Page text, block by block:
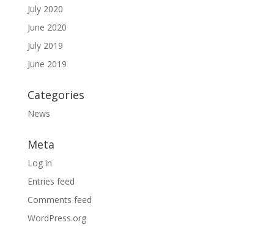
July 2020
June 2020
July 2019
June 2019
Categories
News
Meta
Log in
Entries feed
Comments feed
WordPress.org